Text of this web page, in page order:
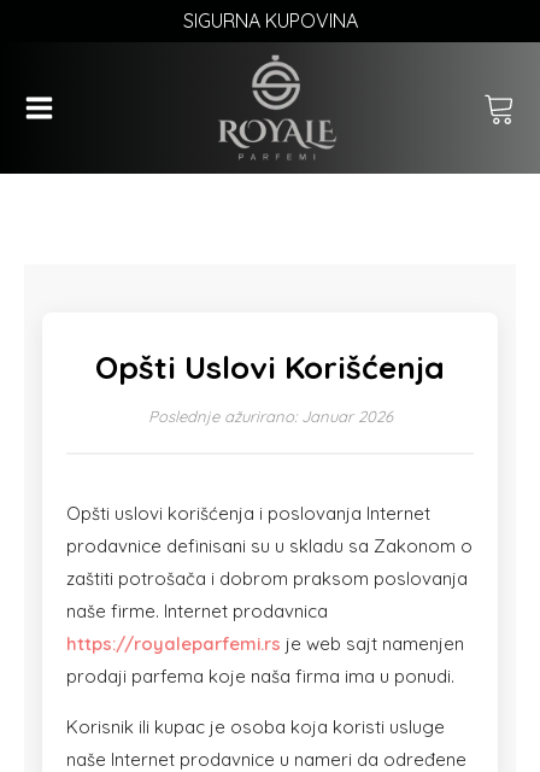
SIGURNA KUPOVINA
Opšti Uslovi Korišćenja
Poslednje ažurirano: Januar 2026
Opšti uslovi korišćenja i poslovanja Internet
prodavnice definisani su u skladu sa Zakonom o
zaštiti potrošača i dobrom praksom poslovanja
naše firme. Internet prodavnica
https://royaleparfemi.rs je web sajt namenjen
prodaji parfema koje naša firma ima u ponudi.
Korisnik ili kupac je osoba koja koristi usluge
naše Internet prodavnice u nameri da određene